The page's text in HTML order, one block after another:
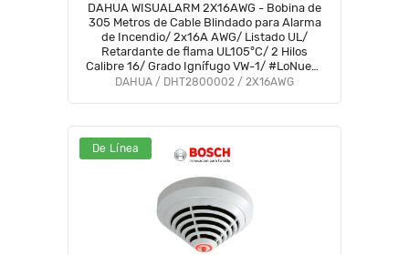
DAHUA WISUALARM 2X16AWG - Bobina de
305 Metros de Cable Blindado para Alarma
de Incendio/ 2x16A AWG/ Listado UL/
Retardante de flama UL105°C/ 2 Hilos
Calibre 16/ Grado Ignífugo VW-1/ #LoNuevo
#Wisualarm #MCI1 #IWIS #WO #WL
DAHUA / DHT2800002 / 2X16AWG
De Línea